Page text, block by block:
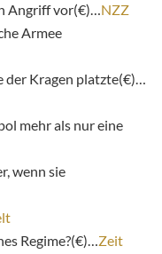
Angriff vor(€)…NZZ
Armee
der Kragen platzte(€)…
mehr als nur eine
wenn sie
Regime?(€)…Zeit